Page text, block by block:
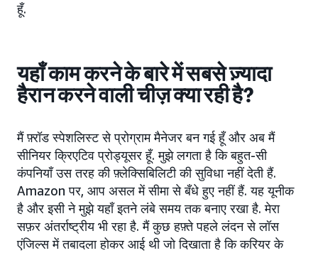
हूँ.
यहाँ काम करने के बारे में सबसे ज़्यादा
हैरान करने वाली चीज़ क्या रही है?
मैं फ़्रॉड स्पेशलिस्ट से प्रोग्राम मैनेजर बन गई हूँ और अब मैं
सीनियर क्रिएटिव प्रोड्यूसर हूँ. मुझे लगता है कि बहुत-सी
कंपनियाँ उस तरह की फ़्लेक्सिबिलिटी की सुविधा नहीं देती हैं.
Amazon पर, आप असल में सीमा से बँधे हुए नहीं हैं. यह यूनीक
है और इसी ने मुझे यहाँ इतने लंबे समय तक बनाए रखा है. मेरा
सफ़र अंतर्राष्ट्रीय भी रहा है. मैं कुछ हफ़्ते पहले लंदन से लॉस
एंजिल्स में तबादला होकर आई थी जो दिखाता है कि करियर के